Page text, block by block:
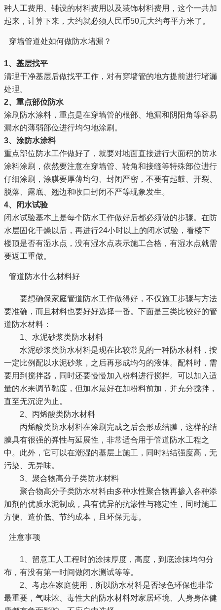
种人工费用、铺设的材料费用以及装饰材料费用，这个一共加
起来，计算下来，大约就必须人民币50元大约每平方米了。
穿墙管道处如何做防水堵漏？
1、基层找平
清理干净基层后做找平工作，对有穿墙管的地方提前进行堵漏
处理。
2、重点部位防水
涂刷防水涂料，重点是在穿墙管的根部、地漏和阴阳角等容易
漏水的薄弱部位进行均匀地涂刷。
3、涂防水涂料
重点部位防水工作做好了，就要对地面直接进行大面积的防水
涂料涂刷，依然要注意在穿墙管、转角和接缝等特殊部位进行
仔细涂刷，涂膜要厚薄均匀、封闭严密，不要有起鼓、开裂、
脱落、露底、翘边和收口封闭不严等现象发生。
4、闭水试验
闭水试验基本上是每个防水工作做好后都必须做的步骤。在防
水层固化干燥以后，再进行24小时以上的闭水试验，看楼下
楼顶是否有湿水点，没有湿水点表示施工合格，有湿水点就需
要返工重做。
管道防水什么材料好
要想确保家庭管道防水工作做得好，不仅施工步骤与方法
要准确，而且材料也要好好选择一番。下面是三类比较好的管
道防水材料：
1、水泥砂浆类防水材料
水泥砂浆类防水材料是现在比较常见的一种防水材料，按
一定比例配以水泥砂浆，之后再形成均匀的液体。配料时，需
要用到搅拌器，同时还要慢慢加入粉料进行搅拌。可以加入适
量的水来调节黏度，但加水最好在加粉料前加，并充分搅拌，
直至无沉淀为止。
2、丙烯酸类防水材料
丙烯酸类防水材料在涂刷完成之后会形成结膜，这样的结
膜具有很强的弹性与延展性，非常适合用于管道防水工程之
中。此外，它可以在潮湿的基层上施工，同时粘结强度高，无
污染、无异味。
3、聚合物高分子类防水材料
聚合物高分子类防水材料由多种水性聚合物再掺入各种添
加剂的优质水泥制成，具有优异的抗渗性与稳定性，同时施工
方便、造价低、节约成本，且环保无毒。
注意事项
1、留意工人工程时的涂抹厚度，高度，到底涂抹均匀分
布，有没有第一时间做闭水测试等等。
2、考虑在家庭使用，所以防水材料是否绿色环保也非常
最重要，气味浓、毒性大的防水材料对家居环境、人身身体健